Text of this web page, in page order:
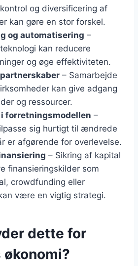
og diversificering af
kan gøre en stor forskel.
og automatisering –
kan reducere
og øge effektiviteten.
– Samarbejde
kan give adgang
og ressourcer.
forretningsmodellen –
sig hurtigt til ændrede
er afgørende for overlevelse.
– Sikring af kapital
finansieringskilder som
crowdfunding eller
være en vigtig strategi.
dette for
økonomi?